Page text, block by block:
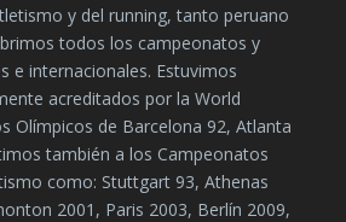
y del running, tanto peruano
todos los campeonatos y
e internacionales. Estuvimos
acreditados por la World
Olímpicos de Barcelona 92, Atlanta
también a los Campeonatos
como: Stuttgart 93, Athenas
2001, Paris 2003, Berlín 2009,